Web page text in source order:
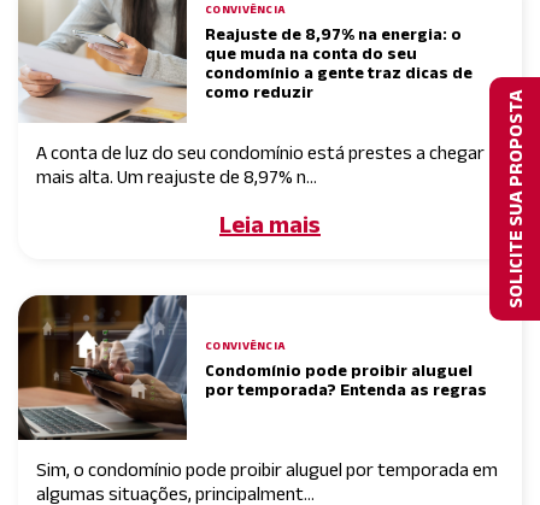
CONVIVÊNCIA
Reajuste de 8,97% na energia: o
que muda na conta do seu
condomínio a gente traz dicas de
como reduzir
A conta de luz do seu condomínio está prestes a chegar
mais alta. Um reajuste de 8,97% n...
Leia mais
CONVIVÊNCIA
Condomínio pode proibir aluguel
por temporada? Entenda as regras
Sim, o condomínio pode proibir aluguel por temporada em
algumas situações, principalment...
SOLICITE SUA PROPOSTA